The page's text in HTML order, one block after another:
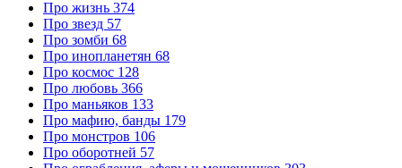
Про жизнь 374
Про звезд 57
Про зомби 68
Про инопланетян 68
Про космос 128
Про любовь 366
Про маньяков 133
Про мафию, банды 179
Про монстров 106
Про оборотней 57